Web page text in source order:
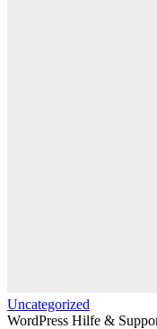
Uncategorized
WordPress Hilfe &